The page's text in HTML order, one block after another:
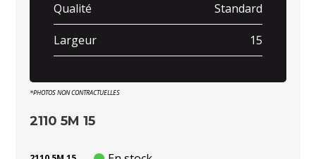
Qualité Standard
Largeur 15
*PHOTOS NON CONTRACTUELLES
2110 5M 15